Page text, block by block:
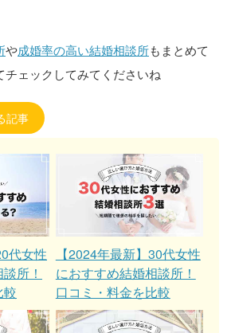
や成婚率の高い結婚相談所もまとめて
チェックしてみてくださいね
記事
代女性
所！
較
【2024年最新】30代女性
におすすめ結婚相談所！
口コミ・料金を比較